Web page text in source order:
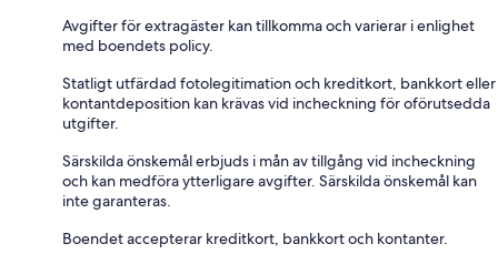
Avgifter för extragäster kan tillkomma och varierar i enlighet
med boendets policy.
Statligt utfärdad fotolegitimation och kreditkort, bankkort eller
kontantdeposition kan krävas vid incheckning för oförutsedda
utgifter.
Särskilda önskemål erbjuds i mån av tillgång vid incheckning
och kan medföra ytterligare avgifter. Särskilda önskemål kan
inte garanteras.
Boendet accepterar kreditkort, bankkort och kontanter.